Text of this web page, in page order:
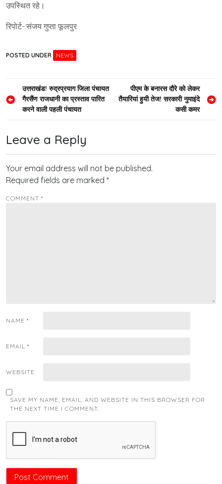
उपस्थित रहे।
रिपोर्ट-:संजय गुप्ता फूलपुर
POSTED UNDER NEWS
Post
navigation
उत्तराखंड! रुद्रप्रयाग जिला पंचायत
गैरसैंण राजधानी का प्रस्ताव पारित
करने वाली पहली पंचायत
पीएम के बनारस दौरे को लेकर
तैयारियां हुयी तेज! सरकारी नुमाइंदे
कसी कमर
Leave a Reply
Your email address will not be published.
Required fields are marked *
COMMENT *
NAME *
EMAIL *
WEBSITE
SAVE MY NAME, EMAIL, AND WEBSITE IN THIS BROWSER FOR
THE NEXT TIME I COMMENT.